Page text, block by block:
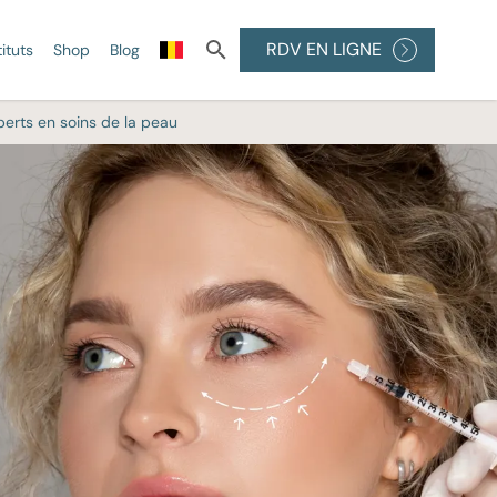
LA
PEELINGS
Peelings médicaux
Peeling à l'acide
Shop Blog RDV EN LIGNE
en soins de la peau